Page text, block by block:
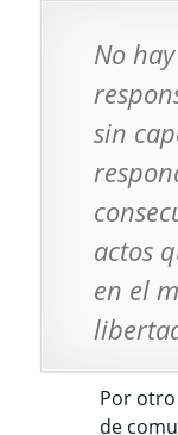
No
sin
actos
en el
Por
de